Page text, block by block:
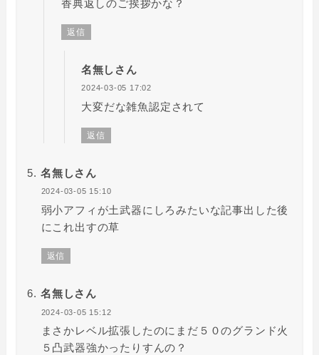
香典返しのご挨拶かな？
返信
名無しさん
2024-03-05 17:02
大変だな雑魚認定されて
返信
名無しさん
2024-03-05 15:10
弱小アフィが土武器にしろみたいな記事出した後
にこれ出すの草
返信
名無しさん
2024-03-05 15:12
まさかレベル拡張したのにまだ５０のグランド火
５凸武器強かったりすんの？